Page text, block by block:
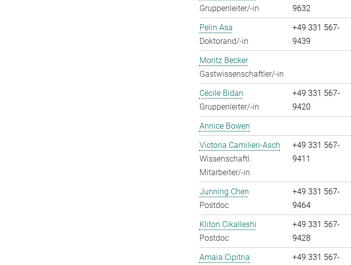
Gruppenleiter/-in
9632
Pelin Asa
Doktorand/-in
+49 331 567-
9439
Moritz Becker
Gastwissenschaftler/-in
Cécile Bidan
Gruppenleiter/-in
+49 331 567-
9420
Annice Bowen
Victoria Camilieri-Asch
Wissenschaftl.
Mitarbeiter/-in
+49 331 567-
9411
Junning Chen
Postdoc
+49 331 567-
9464
Kliton Cikalleshi
Postdoc
+49 331 567-
9428
Amaia Cipitria
+49 331 567-